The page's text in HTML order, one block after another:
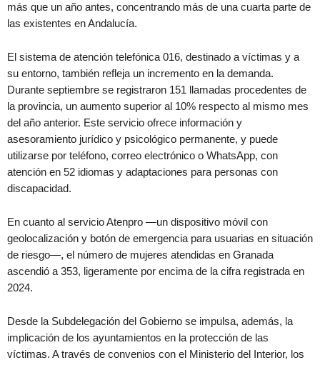
más que un año antes, concentrando más de una cuarta parte de
las existentes en Andalucía.
El sistema de atención telefónica 016, destinado a víctimas y a
su entorno, también refleja un incremento en la demanda.
Durante septiembre se registraron 151 llamadas procedentes de
la provincia, un aumento superior al 10% respecto al mismo mes
del año anterior. Este servicio ofrece información y
asesoramiento jurídico y psicológico permanente, y puede
utilizarse por teléfono, correo electrónico o WhatsApp, con
atención en 52 idiomas y adaptaciones para personas con
discapacidad.
En cuanto al servicio Atenpro —un dispositivo móvil con
geolocalización y botón de emergencia para usuarias en situación
de riesgo—, el número de mujeres atendidas en Granada
ascendió a 353, ligeramente por encima de la cifra registrada en
2024.
Desde la Subdelegación del Gobierno se impulsa, además, la
implicación de los ayuntamientos en la protección de las
víctimas. A través de convenios con el Ministerio del Interior, los